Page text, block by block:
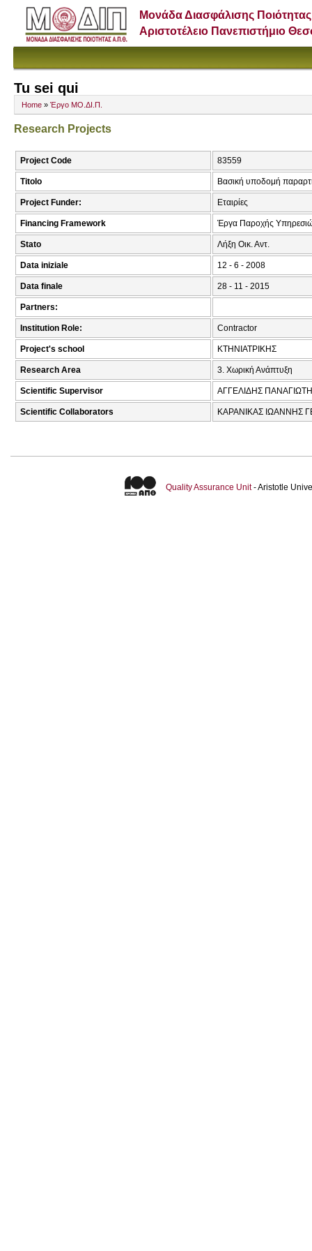
Μονάδα Διασφάλισης Ποιότητας
Αριστοτέλειο Πανεπιστήμιο
Tu sei qui
Home » Έργο ΜΟ.ΔΙ.Π.
Research Projects
Project Code 83559
Titolo Βασική υποδομή
Project Funder: Εταιρίες
Financing Framework Έργα Παροχής
Stato Λήξη Οικ. Αντ.
Data iniziale 12 - 6 - 2008
Data finale 28 - 11 - 2015
Partners:
Institution Role: Contractor
Project's school ΚΤΗΝΙΑΤΡΙΚΗΣ
Research Area 3. Χωρική Ανάπτυξη
Scientific Supervisor ΑΓΓΕΛΙΔΗΣ
Scientific Collaborators ΚΑΡΑΝΙΚΑΣ ΙΩΑΝΝΗΣ
Quality Assurance Unit- Aristotle